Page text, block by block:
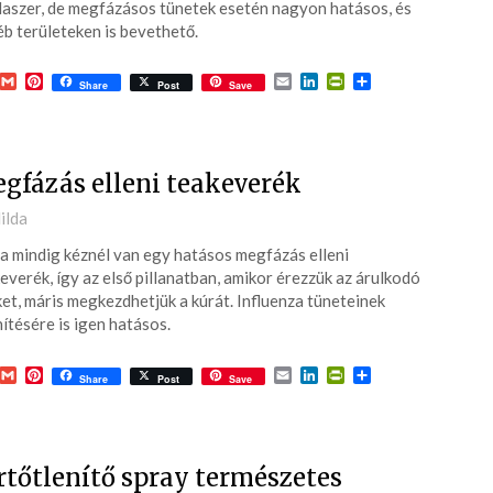
de megfázásos tünetek esetén nagyon hatásos, és
területeken is bevethető.
GmailPinterest
Share Post Save EmailLinkedInPrintFriendly
Ossza
elleni teakeverék
mindig kéznél van egy hatásos megfázás elleni
így az első pillanatban, amikor érezzük az árulkodó
máris megkezdhetjük a kúrát. Influenza tüneteinek
is igen hatásos.
GmailPinterest
Share Post Save EmailLinkedInPrintFriendly
Ossza
spray természetes
Hildával mindenkinek ajánlani
tudom, ha feltöltődésre,
több csillagot adni, akkor azt
mind adnám.